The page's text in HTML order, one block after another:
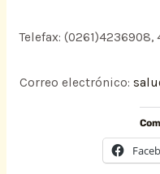
Telefax: (0261)4236908,
Correo electrónico: